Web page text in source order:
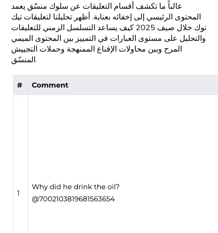
غالباً ما تكشف أقسام التعليقات عن سلوك منسّق يعمد
المحتوى الرئيسي إلى إخفائه بعناية. أظهر تحليلنا لتعليقات تيك
توك خلال صيف 2025 كيف يساعد التسلسل الزمني للتعليقات
والتحليل على مستوى العبارات في التمييز بين المحتوى الميمي
المرح وبين محاولات الإقناع الممنهجة وحملات التجييش
المنسّق.